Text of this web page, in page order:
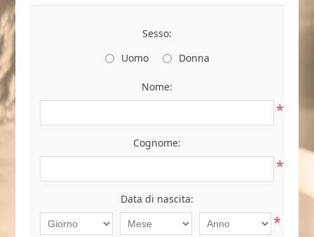
Sesso:
Uomo
Donna
Nome:
*
Cognome:
*
Data di nascita:
*